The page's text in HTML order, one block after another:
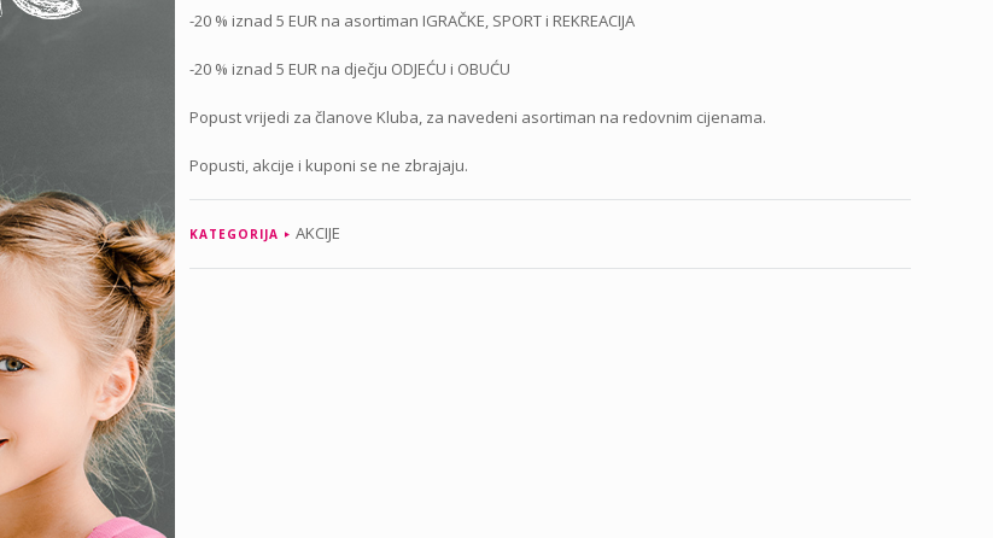
-20 % iznad 5 EUR na asortiman IGRAČKE, SPORT i REKREACIJA
-20 % iznad 5 EUR na dječju ODJEĆU i OBUĆU
Popust vrijedi za članove Kluba, za navedeni asortiman na redovnim cijenama.
Popusti, akcije i kuponi se ne zbrajaju.
KATEGORIJA AKCIJE